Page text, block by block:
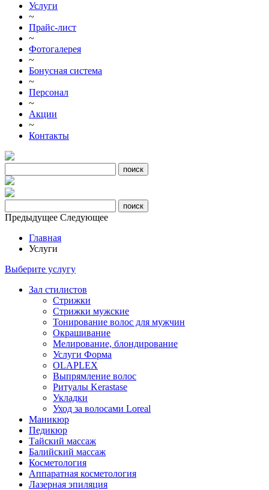
Услуги
~
Прайс-лист
~
Фотогалерея
~
Бонусная система
~
Персонал
~
Акции
~
Контакты
Предыдущее Следующее
Главная
Услуги
Выберите услугу
Зал стилистов
Стрижки
Стрижки мужские
Тонирование волос для мужчин
Окрашивание
Мелирование, блондирование
Услуги Форма
OLAPLEX
Выпрямление волос
Ритуалы Kerastase
Укладки
Уход за волосами Loreal
Маникюр
Педикюр
Тайский массаж
Балийский массаж
Косметология
Аппаратная косметология
Лазерная эпиляция